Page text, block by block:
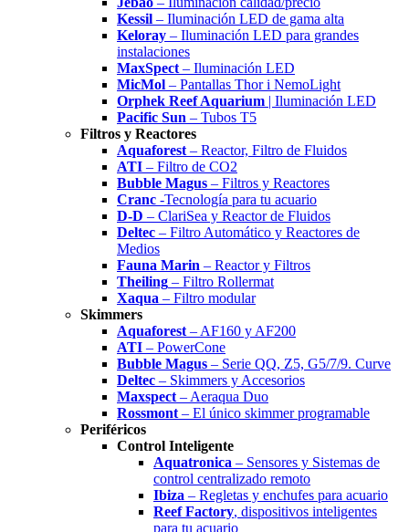
Kessil – Iluminación LED de gama alta
Keloray – Iluminación LED para grandes
instalaciones
MaxSpect – Iluminación LED
MicMol – Pantallas Thor i NemoLight
Orphek Reef Aquarium | Iluminación LED
Pacific Sun – Tubos T5
Filtros y Reactores
Aquaforest – Reactor, Filtro de Fluidos
ATI – Filtro de CO2
Bubble Magus – Filtros y Reactores
Cranc -Tecnología para tu acuario
D-D – ClariSea y Reactor de Fluidos
Deltec – Filtro Automático y Reactores de
Medios
Fauna Marin – Reactor y Filtros
Theiling – Filtro Rollermat
Xaqua – Filtro modular
Skimmers
Aquaforest – AF160 y AF200
ATI – PowerCone
Bubble Magus – Serie QQ, Z5, G5/7/9. Curve
Deltec – Skimmers y Accesorios
Maxspect – Aeraqua Duo
Rossmont – El único skimmer programable
Periféricos
Control Inteligente
Aquatronica – Sensores y Sistemas de
control centralizado remoto
Ibiza – Regletas y enchufes para acuario
Reef Factory, dispositivos inteligentes
para tu acuario